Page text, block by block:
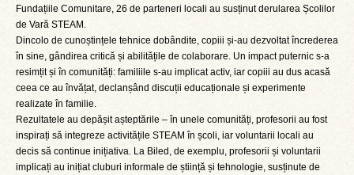
Fundațiile Comunitare, 26 de parteneri locali au susținut derularea Școlilor
de Vară STEAM.
Dincolo de cunoștințele tehnice dobândite, copiii și-au dezvoltat încrederea
în sine, gândirea critică și abilitățile de colaborare. Un impact puternic s-a
resimțit și în comunități: familiile s-au implicat activ, iar copiii au dus acasă
ceea ce au învățat, declanșând discuții educaționale și experimente
realizate în familie.
Rezultatele au depășit așteptările – în unele comunități, profesorii au fost
inspirați să integreze activitățile STEAM în școli, iar voluntarii locali au
decis să continue inițiativa. La Biled, de exemplu, profesorii și voluntarii
implicați au inițiat cluburi informale de știință și tehnologie, susținute de